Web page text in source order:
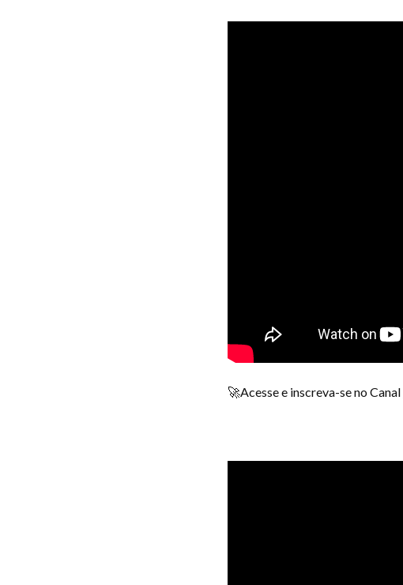
🚀Acesse e inscreva-se no Canal